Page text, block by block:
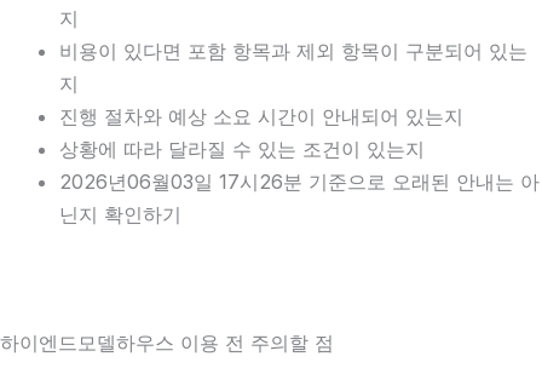
지
비용이 있다면 포함 항목과 제외 항목이 구분되어 있는
지
진행 절차와 예상 소요 시간이 안내되어 있는지
상황에 따라 달라질 수 있는 조건이 있는지
2026년06월03일 17시26분 기준으로 오래된 안내는 아
닌지 확인하기
하이엔드모델하우스 이용 전 주의할 점